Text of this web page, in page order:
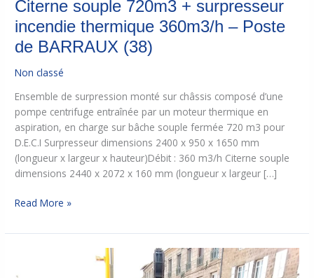
Citerne souple 720m3 + surpresseur
incendie thermique 360m3/h – Poste
de BARRAUX (38)
Non classé
Ensemble de surpression monté sur châssis composé d’une
pompe centrifuge entraînée par un moteur thermique en
aspiration, en charge sur bâche souple fermée 720 m3 pour
D.E.C.I Surpresseur dimensions 2400 x 950 x 1650 mm
(longueur x largeur x hauteur)Débit : 360 m3/h Citerne souple
dimensions 2440 x 2072 x 160 mm (longueur x largeur […]
Read More »